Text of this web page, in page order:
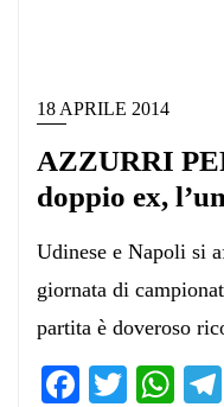
18 APRILE 2014
AZZURRI
doppio ex,
Udinese e Napoli si
giornata di
partita è doveroso
Facebook
Twitter